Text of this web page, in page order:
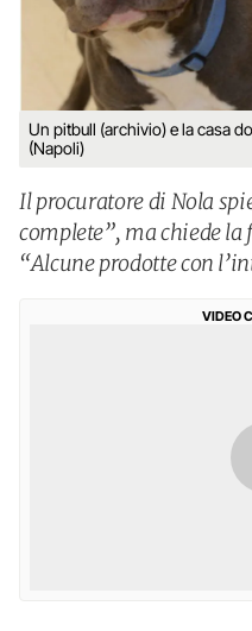
Un pitbull (archivio) e la casa
(Napoli)
Il procuratore di Nola
complete”, ma chiede la
“Alcune prodotte con
VIDEO